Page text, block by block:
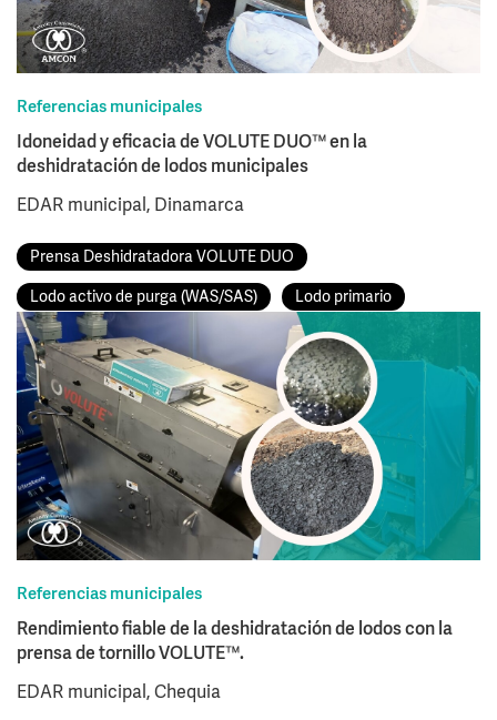
Referencias municipales
Idoneidad y eficacia de VOLUTE DUO™ en la
deshidratación de lodos municipales
EDAR municipal, Dinamarca
Prensa Deshidratadora VOLUTE DUO
Lodo activo de purga (WAS/SAS)
Lodo primario
Referencias municipales
Rendimiento fiable de la deshidratación de lodos con la
prensa de tornillo VOLUTE™.
EDAR municipal, Chequia